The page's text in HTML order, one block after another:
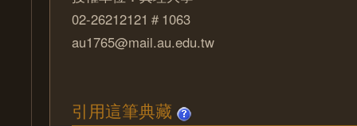
02-26212121＃1063
au1765@mail.au.edu.tw
引用這筆典藏